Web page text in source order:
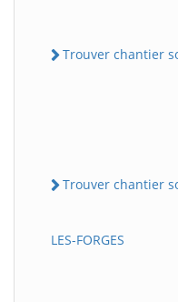
Trouver chantier
Trouver chantier
LES-FORGES